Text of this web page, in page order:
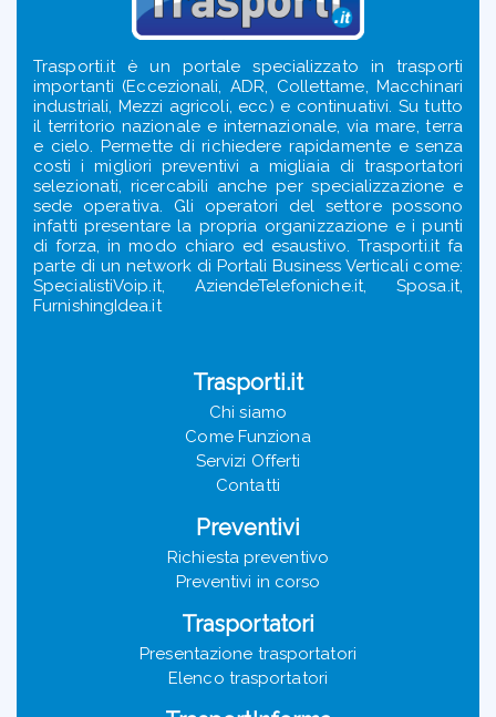
Trasporti.it è un portale specializzato in trasporti
importanti (Eccezionali, ADR, Collettame, Macchinari
industriali, Mezzi agricoli, ecc) e continuativi. Su tutto
il territorio nazionale e internazionale, via mare, terra
e cielo. Permette di richiedere rapidamente e senza
costi i migliori preventivi a migliaia di trasportatori
selezionati, ricercabili anche per specializzazione e
sede operativa. Gli operatori del settore possono
infatti presentare la propria organizzazione e i punti
di forza, in modo chiaro ed esaustivo. Trasporti.it fa
parte di un network di Portali Business Verticali come:
SpecialistiVoip.it, AziendeTelefoniche.it, Sposa.it,
FurnishingIdea.it
Trasporti.it
Chi siamo
Come Funziona
Servizi Offerti
Contatti
Preventivi
Richiesta preventivo
Preventivi in corso
Trasportatori
Presentazione trasportatori
Elenco trasportatori